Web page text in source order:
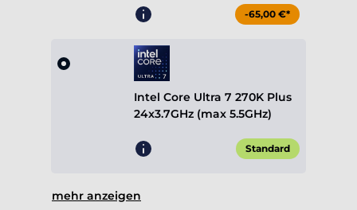
-65,00 €*
Intel Core Ultra 7 270K Plus
24x3.7GHz (max 5.5GHz)
Standard
mehr anzeigen